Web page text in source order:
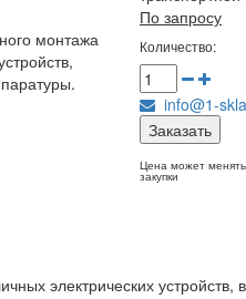
монтажа
По запросу
Количество:
info@1-
Заказать
Цена может
закупки
электрических устройств,